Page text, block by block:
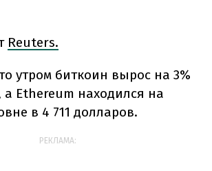
Reuters.
утром биткоин вырос на 3%
а Ethereum находился на
в 4 711 долларов.
РЕКЛАМА: